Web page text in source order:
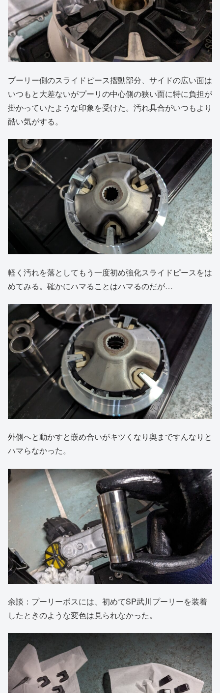
プーリー側のスライドピース摺動部分、サイドの広い面は
いつもと大差ないがプーリの中心側の狭い面に特に負担が
掛かっていたような印象を受けた。汚れ具合がいつもより
酷い気がする。
軽く汚れを落としてもう一度初め強化スライドピースをは
めてみる。確かにハマることはハマるのだが…
外側へと動かすと嵌め合いがキツくなり奥まですんなりと
ハマらなかった。
余談：プーリーボスには、初めてSP武川プーリーを装着
したときのような変色は見られなかった。